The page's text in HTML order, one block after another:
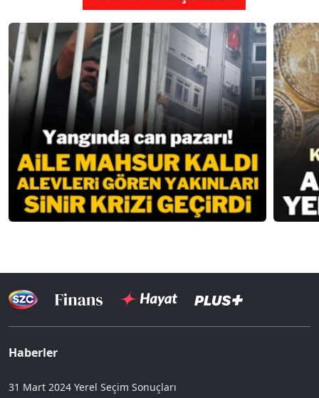
Haberler
31 Mart 2024 Yerel Seçim Sonuçları